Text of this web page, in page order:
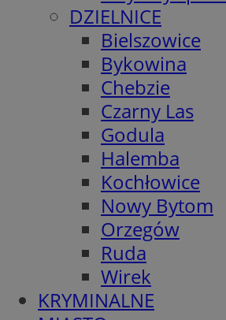
DZIELNICE
Bielszowice
Bykowina
Chebzie
Czarny Las
Godula
Halemba
Kochłowice
Nowy Bytom
Orzegów
Ruda
Wirek
KRYMINALNE